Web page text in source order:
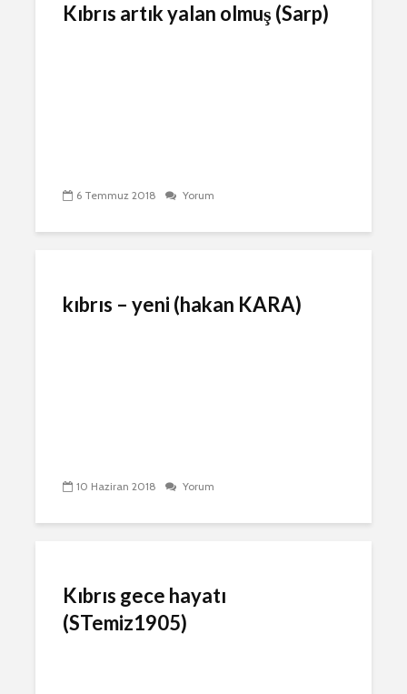
Kıbrıs artık yalan olmuş (Sarp)
6 Temmuz 2018 Yorum
kıbrıs – yeni (hakan KARA)
10 Haziran 2018 Yorum
Kıbrıs gece hayatı
(STemiz1905)